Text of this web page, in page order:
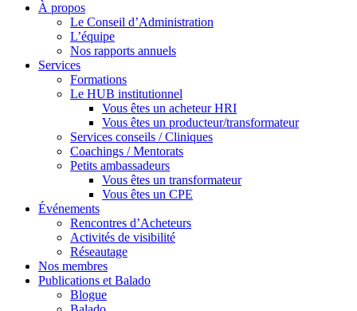
À propos
Le Conseil d’Administration
L’équipe
Nos rapports annuels
Services
Formations
Le HUB institutionnel
Vous êtes un acheteur HRI
Vous êtes un producteur/transformateur
Services conseils / Cliniques
Coachings / Mentorats
Petits ambassadeurs
Vous êtes un transformateur
Vous êtes un CPE
Événements
Rencontres d’Acheteurs
Activités de visibilité
Réseautage
Nos membres
Publications et Balado
Blogue